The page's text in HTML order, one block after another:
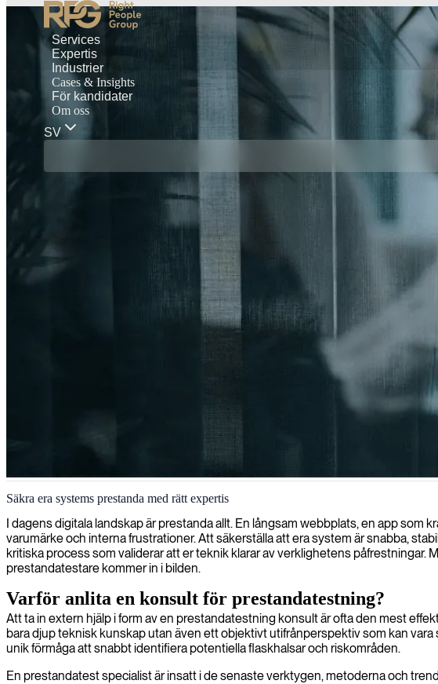
Services
Expertis
Industrier
Cases & Insights
För kandidater
Om oss
SV
Prestandatestning och -optimering
Våra prestandatestare optimerar era system för att hantera toppbelastning, identifierar
Säkra era systems prestanda med rätt expertis
I dagens digitala landskap är prestanda allt. En långsam webbplats, en app
varumärke och interna frustrationer. Att säkerställa att era system är snabba,
kritiska process som validerar att er teknik klarar av verklighetens
prestandatestare kommer in i bilden.
Varför anlita en konsult för prestandatestning?
Att ta in extern hjälp i form av en prestandatestning konsult är ofta den mest
bara djup teknisk kunskap utan även ett objektivt utifrånperspektiv som kan
unik förmåga att snabbt identifiera potentiella flaskhalsar och riskområden.
En prestandatest specialist är insatt i de senaste verktygen, metoderna och